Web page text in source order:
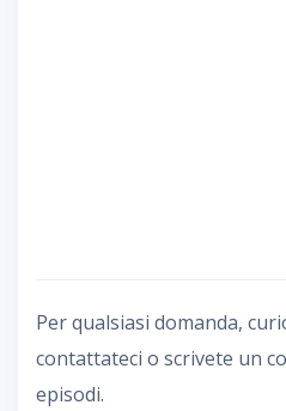
Per qualsiasi domanda,
contattateci o scrivete un
episodi.